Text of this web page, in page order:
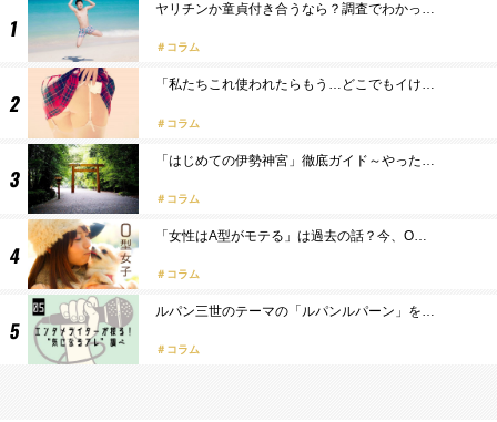
ヤリチンか童貞付き合うなら？調査でわかっ…
コラム
「私たちこれ使われたらもう…どこでもイけ…
コラム
「はじめての伊勢神宮」徹底ガイド～やった…
コラム
「女性はA型がモテる」は過去の話？今、O…
コラム
ルパン三世のテーマの「ルパンルパーン」を…
コラム